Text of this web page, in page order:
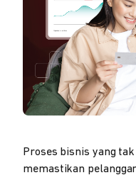
Proses bisnis yang
memastikan